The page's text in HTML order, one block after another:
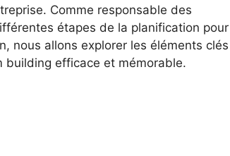
Comme responsable des
étapes de la planification pour
nous allons explorer les éléments
building efficace et mémorable.